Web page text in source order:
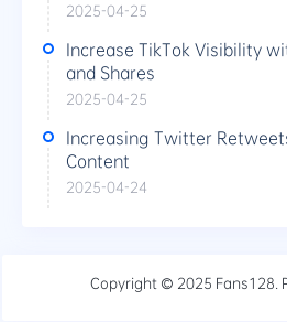
2025-04-25
Increase TikTok Visibility
and Shares
2025-04-25
Increasing Twitter
Content
2025-04-24
Copyright © 2025 Fans128